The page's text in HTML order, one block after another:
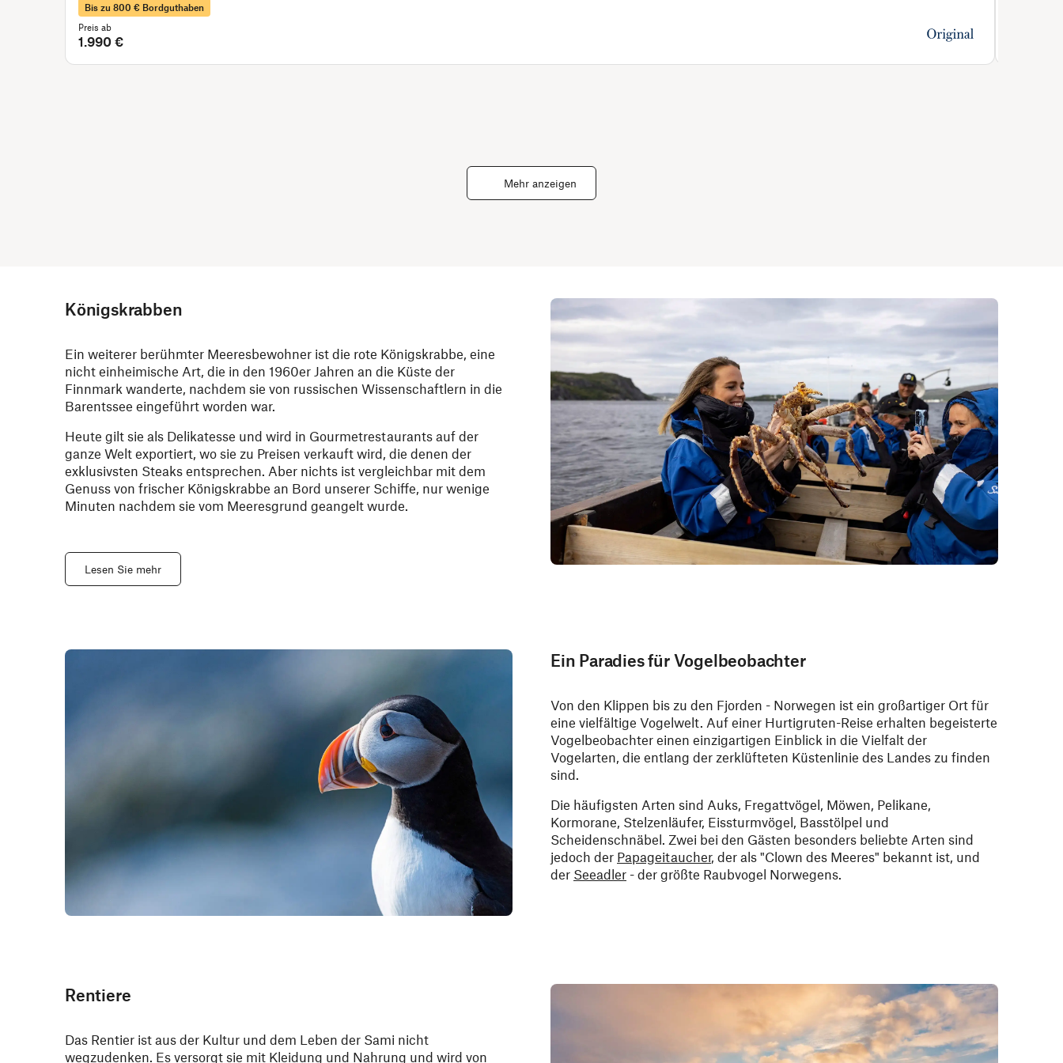
Bis zu 800 € Bordguthaben
Preis ab
1.990 €
Mehr anzeigen
Königskrabben
Ein weiterer berühmter Meeresbewohner ist die rote Königskrabbe, eine
nicht einheimische Art, die in den 1960er Jahren an die Küste der
Finnmark wanderte, nachdem sie von russischen Wissenschaftlern in die
Barentssee eingeführt worden war.
Heute gilt sie als Delikatesse und wird in Gourmetrestaurants auf der
ganze Welt exportiert, wo sie zu Preisen verkauft wird, die denen der
exklusivsten Steaks entsprechen. Aber nichts ist vergleichbar mit dem
Genuss von frischer Königskrabbe an Bord unserer Schiffe, nur wenige
Minuten nachdem sie vom Meeresgrund geangelt wurde.
Lesen Sie mehr
Ein Paradies für Vogelbeobachter
Von den Klippen bis zu den Fjorden - Norwegen ist ein großartiger Ort für
eine vielfältige Vogelwelt. Auf einer Hurtigruten-Reise erhalten begeisterte
Vogelbeobachter einen einzigartigen Einblick in die Vielfalt der
Vogelarten, die entlang der zerklüfteten Küstenlinie des Landes zu finden
sind.
Die häufigsten Arten sind Auks, Fregattvögel, Möwen, Pelikane,
Kormorane, Stelzenläufer, Eissturmvögel, Basstölpel und
Scheidenschnäbel. Zwei bei den Gästen besonders beliebte Arten sind
jedoch der Papageitaucher, der als "Clown des Meeres" bekannt ist, und
der Seeadler - der größte Raubvogel Norwegens.
Rentiere
Das Rentier ist aus der Kultur und dem Leben der Sami nicht
wegzudenken. Es versorgt sie mit Kleidung und Nahrung und wird von